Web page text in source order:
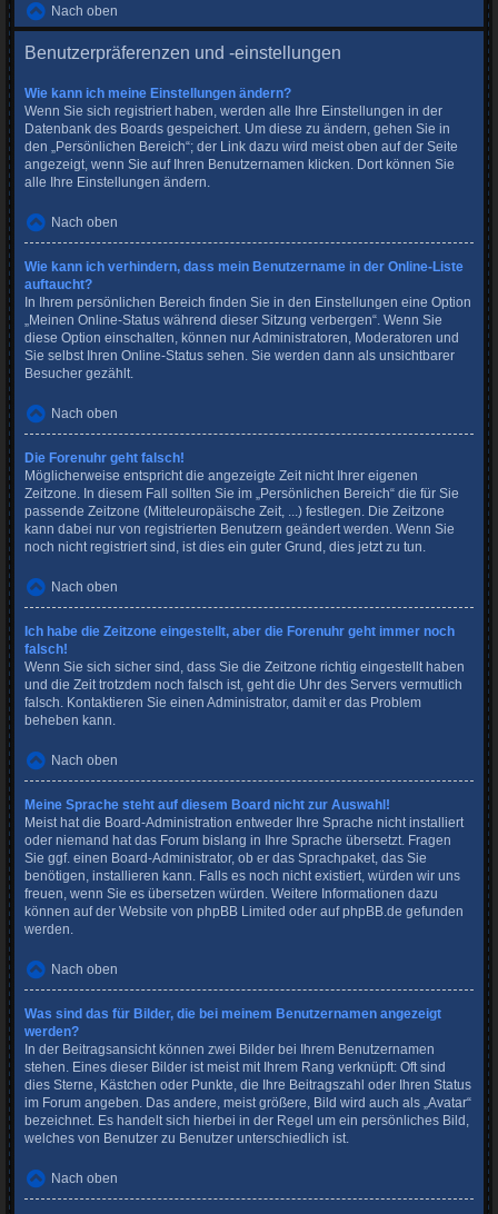
Nach oben
Benutzerpräferenzen und -einstellungen
Wie kann ich meine Einstellungen ändern?
Wenn Sie sich registriert haben, werden alle Ihre Einstellungen in der
Datenbank des Boards gespeichert. Um diese zu ändern, gehen Sie in
den „Persönlichen Bereich“; der Link dazu wird meist oben auf der Seite
angezeigt, wenn Sie auf Ihren Benutzernamen klicken. Dort können Sie
alle Ihre Einstellungen ändern.
Nach oben
Wie kann ich verhindern, dass mein Benutzername in der Online-Liste
auftaucht?
In Ihrem persönlichen Bereich finden Sie in den Einstellungen eine Option
„Meinen Online-Status während dieser Sitzung verbergen“. Wenn Sie
diese Option einschalten, können nur Administratoren, Moderatoren und
Sie selbst Ihren Online-Status sehen. Sie werden dann als unsichtbarer
Besucher gezählt.
Nach oben
Die Forenuhr geht falsch!
Möglicherweise entspricht die angezeigte Zeit nicht Ihrer eigenen
Zeitzone. In diesem Fall sollten Sie im „Persönlichen Bereich“ die für Sie
passende Zeitzone (Mitteleuropäische Zeit, ...) festlegen. Die Zeitzone
kann dabei nur von registrierten Benutzern geändert werden. Wenn Sie
noch nicht registriert sind, ist dies ein guter Grund, dies jetzt zu tun.
Nach oben
Ich habe die Zeitzone eingestellt, aber die Forenuhr geht immer noch
falsch!
Wenn Sie sich sicher sind, dass Sie die Zeitzone richtig eingestellt haben
und die Zeit trotzdem noch falsch ist, geht die Uhr des Servers vermutlich
falsch. Kontaktieren Sie einen Administrator, damit er das Problem
beheben kann.
Nach oben
Meine Sprache steht auf diesem Board nicht zur Auswahl!
Meist hat die Board-Administration entweder Ihre Sprache nicht installiert
oder niemand hat das Forum bislang in Ihre Sprache übersetzt. Fragen
Sie ggf. einen Board-Administrator, ob er das Sprachpaket, das Sie
benötigen, installieren kann. Falls es noch nicht existiert, würden wir uns
freuen, wenn Sie es übersetzen würden. Weitere Informationen dazu
können auf der Website von phpBB Limited oder aufphpBB.de gefunden
werden.
Nach oben
Was sind das für Bilder, die bei meinem Benutzernamen angezeigt
werden?
In der Beitragsansicht können zwei Bilder bei Ihrem Benutzernamen
stehen. Eines dieser Bilder ist meist mit Ihrem Rang verknüpft: Oft sind
dies Sterne, Kästchen oder Punkte, die Ihre Beitragszahl oder Ihren Status
im Forum angeben. Das andere, meist größere, Bild wird auch als „Avatar“
bezeichnet. Es handelt sich hierbei in der Regel um ein persönliches Bild,
welches von Benutzer zu Benutzer unterschiedlich ist.
Nach oben